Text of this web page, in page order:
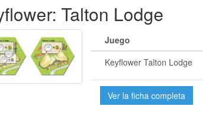
Talton Lodge
Juego
Keyflower Talton Lodge
Ver la ficha completa